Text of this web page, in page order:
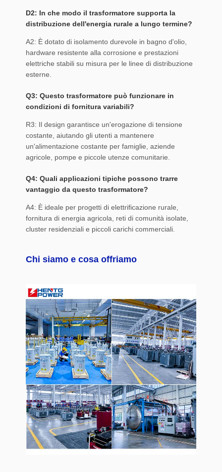
D2: In che modo il trasformatore supporta la
distribuzione dell'energia rurale a lungo termine?
A2: È dotato di isolamento durevole in bagno d'olio,
hardware resistente alla corrosione e prestazioni
elettriche stabili su misura per le linee di distribuzione
esterne.
Q3: Questo trasformatore può funzionare in
condizioni di fornitura variabili?
R3: Il design garantisce un'erogazione di tensione
costante, aiutando gli utenti a mantenere
un'alimentazione costante per famiglie, aziende
agricole, pompe e piccole utenze comunitarie.
Q4: Quali applicazioni tipiche possono trarre
vantaggio da questo trasformatore?
A4: È ideale per progetti di elettrificazione rurale,
fornitura di energia agricola, reti di comunità isolate,
cluster residenziali e piccoli carichi commerciali.
Chi siamo e cosa offriamo